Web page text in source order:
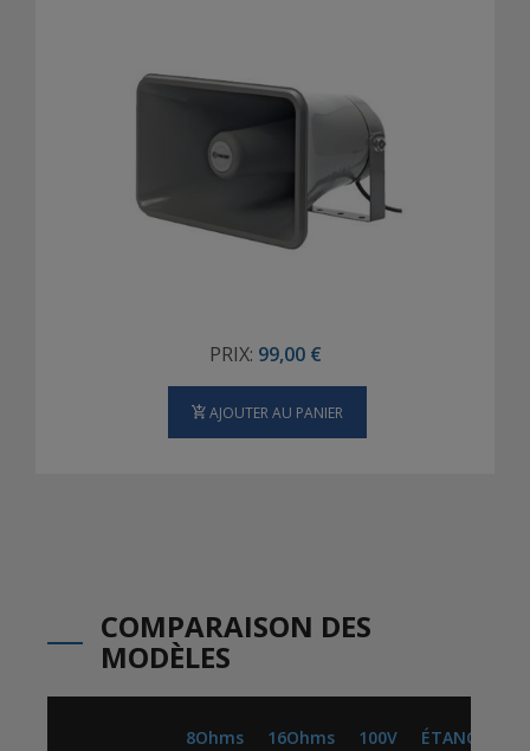
PRIX: 99,00 €
AJOUTER AU PANIER
COMPARAISON DES
MODÈLES
8Ohms 16Ohms 100V ÉTANCHE